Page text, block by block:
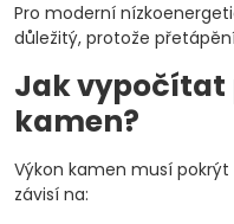
Pro moderní
důležitý, protože
Jak vypočítat
kamen?
Výkon kamen musí
závisí na: